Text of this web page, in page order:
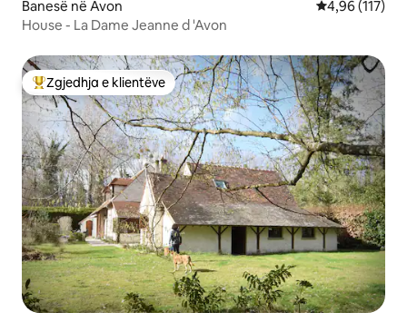
Banesë në Avon Vlerësimi
4,96 (117)
House - La Dame Jeanne d 'Avon
Më të mirat e zgjedhjeve të klientëve
Zgjedhja e klientëve